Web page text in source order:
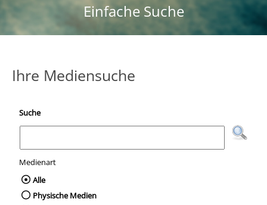
Einfache Suche
Ihre Mediensuche
Suche
Medienart
Wählen Sie die Medienart nach der Sie
Alle
Physische Medien